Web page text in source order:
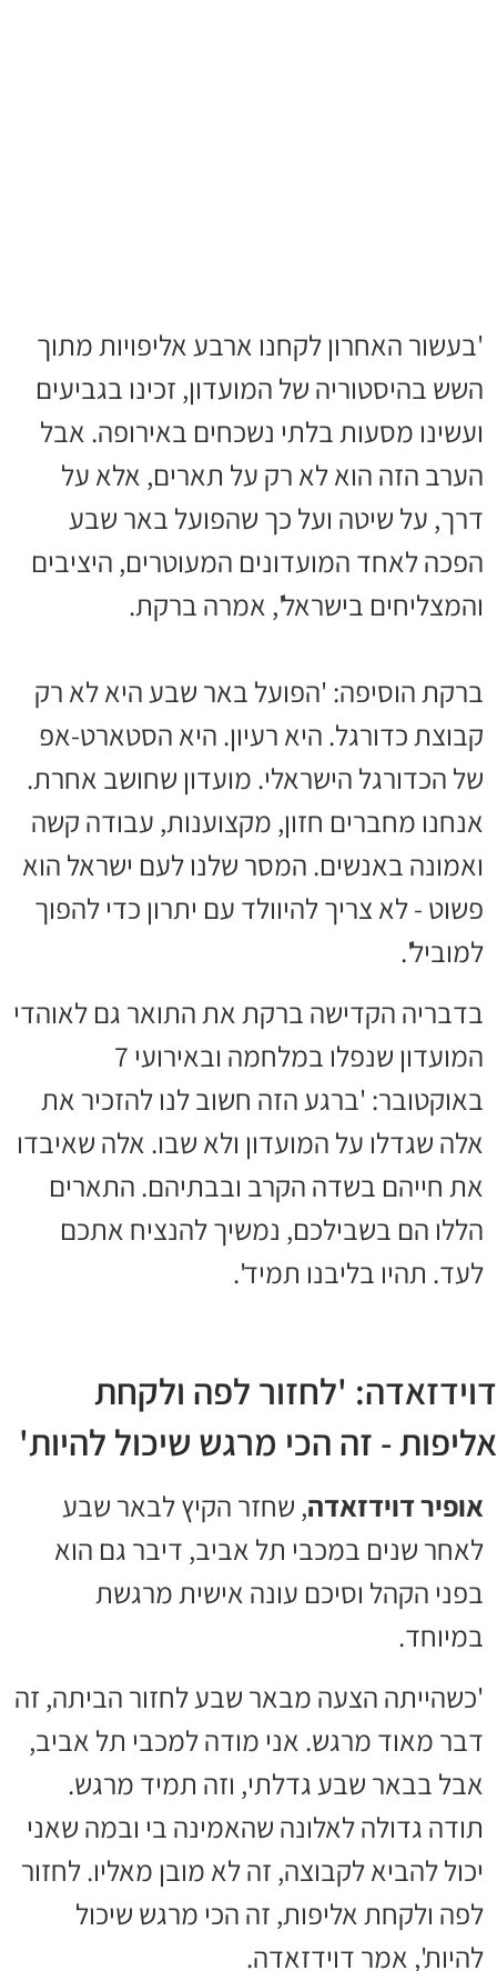
'בעשור האחרון לקחנו ארבע אליפויות מתוך
השש בהיסטוריה של המועדון, זכינו בגביעים
ועשינו מסעות בלתי נשכחים באירופה. אבל
הערב הזה הוא לא רק על תארים, אלא על
דרך, על שיטה ועל כך שהפועל באר שבע
הפכה לאחד המועדונים המעוטרים, היציבים
והמצליחים בישראל', אמרה ברקת.
ברקת הוסיפה: 'הפועל באר שבע היא לא רק
קבוצת כדורגל. היא רעיון. היא הסטארט-אפ
של הכדורגל הישראלי. מועדון שחושב אחרת.
אנחנו מחברים חזון, מקצוענות, עבודה קשה
ואמונה באנשים. המסר שלנו לעם ישראל הוא
פשוט - לא צריך להיוולד עם יתרון כדי להפוך
למוביל'.
בדבריה הקדישה ברקת את התואר גם לאוהדי
המועדון שנפלו במלחמה ובאירועי 7
באוקטובר: 'ברגע הזה חשוב לנו להזכיר את
אלה שגדלו על המועדון ולא שבו. אלה שאיבדו
את חייהם בשדה הקרב ובבתיהם. התארים
הללו הם בשבילכם, נמשיך להנציח אתכם
לעד. תהיו בליבנו תמיד'.
דוידזאדה: 'לחזור לפה ולקחת
אליפות - זה הכי מרגש שיכול להיות'
אופיר דוידזאדה, שחזר הקיץ לבאר שבע
לאחר שנים במכבי תל אביב, דיבר גם הוא
בפני הקהל וסיכם עונה אישית מרגשת
במיוחד.
'כשהייתה הצעה מבאר שבע לחזור הביתה, זה
דבר מאוד מרגש. אני מודה למכבי תל אביב,
אבל בבאר שבע גדלתי, וזה תמיד מרגש.
תודה גדולה לאלונה שהאמינה בי ובמה שאני
יכול להביא לקבוצה, זה לא מובן מאליו. לחזור
לפה ולקחת אליפות, זה הכי מרגש שיכול
להיות', אמר דוידזאדה.